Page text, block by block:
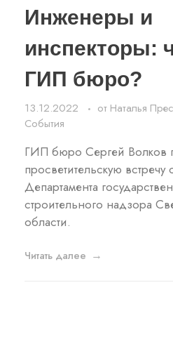
Инженеры и
инспекторы:
ГИП бюро?
13.12.2022 от Наталья
События
ГИП бюро Сергей Волков
просветительскую встречу
Департамента
строительного надзора
области.
Читать далее